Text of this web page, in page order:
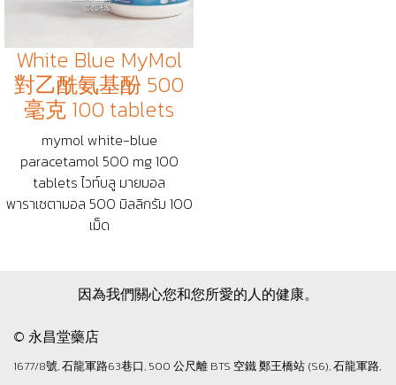
White Blue MyMol
對乙酰氨基酚 500
毫克 100 tablets
mymol white-blue
paracetamol 500 mg 100
tablets ไวท์บลู มายมอล
พาราเซตามอล 500 มิลลิกรัม 100
เม็ด
因為我們關心您和您所愛的人的健康。
© 永昌堂藥店
1677/8號, 石龍軍路63巷口, 500 公尺離 BTS 空鐵 鄭王橋站 (S6), 石龍軍路,